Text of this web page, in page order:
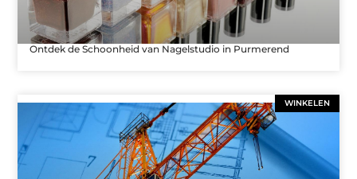
Ontdek de Schoonheid van Nagelstudio in Purmerend
WINKELEN